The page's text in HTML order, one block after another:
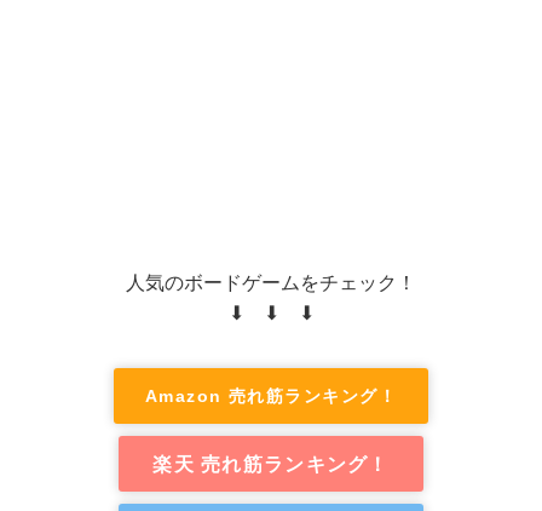
人気のボードゲームをチェック！
⬇ ⬇ ⬇
Amazon 売れ筋ランキング！
楽天 売れ筋ランキング！